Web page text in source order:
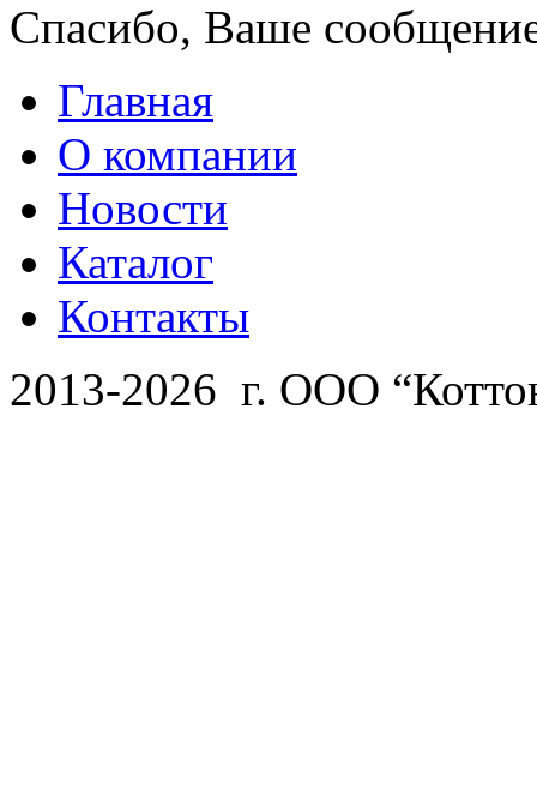
Спасибо, Ваше
Главная
О компании
Новости
Каталог
Контакты
2013-2026 г. ООО